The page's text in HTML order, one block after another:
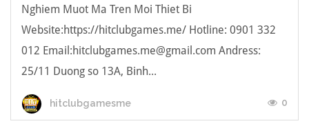
Nghiem Muot Ma Tren Moi Thiet Bi
Website:https://hitclubgames.me/ Hotline: 0901 332
012 Email:hitclubgames.me@gmail.com Andress:
25/11 Duong so 13A, Binh...
hitclubgamesme 0